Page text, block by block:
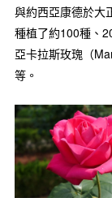
與約西亞康德於大
種植了約100種、
亞卡拉斯玫瑰（
等。